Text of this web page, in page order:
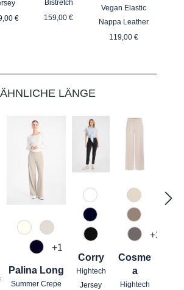
Preis:
€
Bistretch
Regulärer Preis:
159,00 €
Vegan Elastic
Nappa Leather
Regulärer
119,00 €
ÄHNLICHE LÄNGE
gemustert
Preis:
120 Natur343 Marzipan
889 Dunkelblau
+1
Palina Long
Summer Crepe
110 Weiß
890 Marine
990 Schwarz
Corry
Hightech
Jersey
340 Kalk
618
628 Taupe
+2
Cosme
a
Hightech